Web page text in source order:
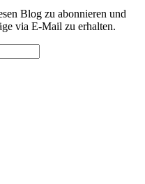
Blog zu abonnieren und
via E-Mail zu erhalten.